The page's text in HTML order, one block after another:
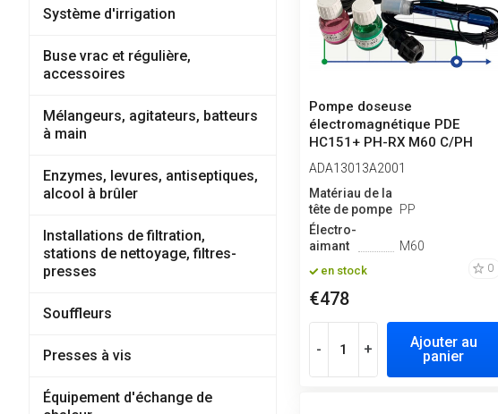
Système d'irrigation
Buse vrac et régulière,
accessoires
Mélangeurs, agitateurs, batteurs
à main
Enzymes, levures, antiseptiques,
alcool à brûler
Installations de filtration,
stations de nettoyage, filtres-
presses
Souffleurs
Presses à vis
Équipement d'échange de
Pompe doseuse
électromagnétique PDE
HC151+ PH-RX M60 C/PH
PROBE, 1-10 l/h, 7-...
ADA13013A2001
Matériau de la
tête de pompe PP
Électro-
aimant
M60
en stock 0
€478
- +
Ajouter au
panier